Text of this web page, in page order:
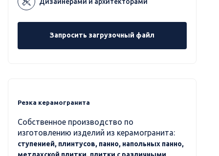
Запросить загрузочный файл
Резка керамогранита
Собственное производство по
изготовлению изделий из керамогранита:
ступенией, плинтусов, панно, напольных панно,
метлахской плитки, плитки с различными